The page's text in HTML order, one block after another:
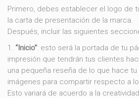
Primero, debes establecer el logo de
la carta de presentación de la marca.
Después, incluir las siguientes
1. “Inicio”: esto será la portada de tu
impresión que tendrán tus clientes
una pequeña reseña de lo que hace
imágenes para compartir respecto a
Esto variará de acuerdo a la